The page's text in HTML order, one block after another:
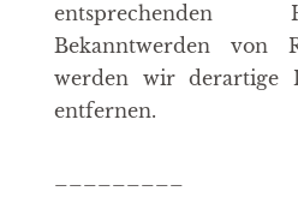
Bekanntwerden von
werden wir derartige
entfernen.